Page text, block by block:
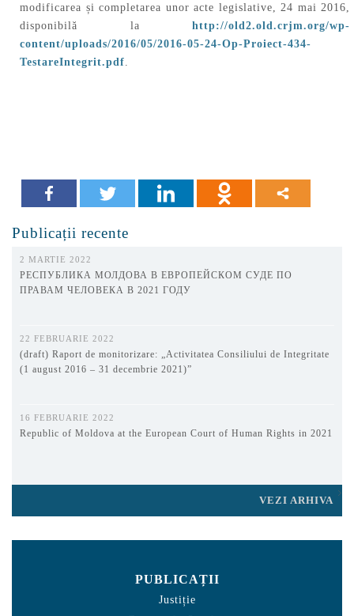
modificarea și completarea unor acte legislative, 24 mai 2016,
disponibilă la http://old2.old.crjm.org/wp-
content/uploads/2016/05/2016-05-24-Op-Proiect-434-
TestareIntegrit.pdf
Publicații recente
2 MARTIE 2022
РЕСПУБЛИКА МОЛДОВА В ЕВРОПЕЙСКОМ СУДЕ ПО
ПРАВАМ ЧЕЛОВЕКА В 2021 ГОДУ
22 FEBRUARIE 2022
(draft) Raport de monitorizare: „Activitatea Consiliului de Integritate
(1 august 2016 – 31 decembrie 2021)”
16 FEBRUARIE 2022
Republic of Moldova at the European Court of Human Rights in 2021
VEZI ARHIVA
PUBLICAȚII
Justiție